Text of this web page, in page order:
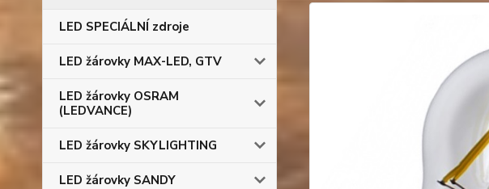
LED SPECIÁLNÍ zdroje
LED žárovky MAX-LED, GTV
LED žárovky OSRAM
(LEDVANCE)
LED žárovky SKYLIGHTING
LED žárovky SANDY